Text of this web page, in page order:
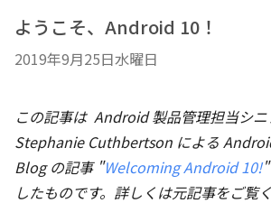
ようこそ、Android 10！
2019年9月25日水曜日
この記事は Android 製品管理担当シニ
Stephanie Cuthbertson による
Blog の記事 "Welcoming Android 10!"
したものです。詳しくは元記事をご覧